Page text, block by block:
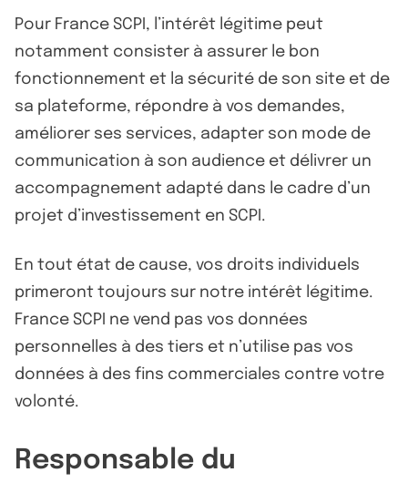
Pour France SCPI, l’intérêt légitime peut
notamment consister à assurer le bon
fonctionnement et la sécurité de son site et de
sa plateforme, répondre à vos demandes,
améliorer ses services, adapter son mode de
communication à son audience et délivrer un
accompagnement adapté dans le cadre d’un
projet d’investissement en SCPI.
En tout état de cause, vos droits individuels
primeront toujours sur notre intérêt légitime.
France SCPI ne vend pas vos données
personnelles à des tiers et n’utilise pas vos
données à des fins commerciales contre votre
volonté.
Responsable du